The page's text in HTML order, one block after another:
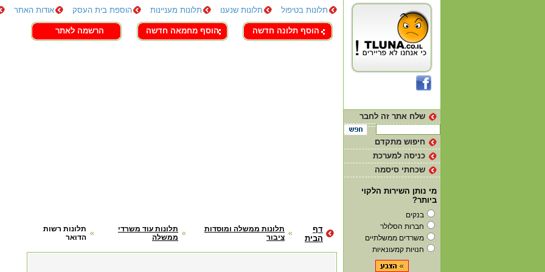
תלונות בטיפול תלונות שנענו תלונות מעניינות הוספת בית העסק אודות האתר
צור קשר
הוסף תלונה חדשה הוסף מחמאה חדשה הרשמה לאתר
תלונות רשות
הדואר
תלונות עוד משרדי
ממשלה
תלונות ממשלה ומוסדות
ציבור
דף
הבית
שלח אתר זה לחבר
חיפוש מתקדם
כניסה למערכת
שכחתי סיסמה
מי נותן השירות הלקוי
ביותר?
בנקים
חברות הסלולר
משרדים ממשלתיים
חנויות קמעונאיות